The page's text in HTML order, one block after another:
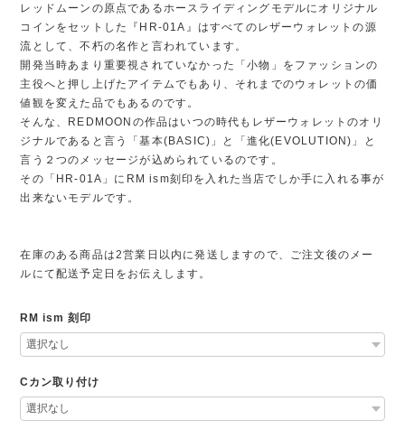
レッドムーンの原点であるホースライディングモデルにオリジナル
コインをセットした『HR-01A』はすべてのレザーウォレットの源
流として、不朽の名作と言われています。
開発当時あまり重要視されていなかった「小物」をファッションの
主役へと押し上げたアイテムでもあり、それまでのウォレットの価
値観を変えた品でもあるのです。
そんな、REDMOONの作品はいつの時代もレザーウォレットのオリ
ジナルであると言う「基本(BASIC)」と「進化(EVOLUTION)」と
言う２つのメッセージが込められているのです。
その「HR-01A」にRM ism刻印を入れた当店でしか手に入れる事が
出来ないモデルです。
在庫のある商品は2営業日以内に発送しますので、ご注文後のメー
ルにて配送予定日をお伝えします。
RM ism 刻印
Cカン取り付け